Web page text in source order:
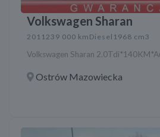
Volkswagen Sharan
2011239 000 km Diesel 1968 cm3
Volkswagen Sharan
Ostrów Mazowiecka